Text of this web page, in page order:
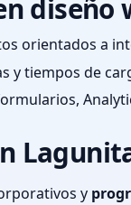
diseño
orientados a
y tiempos de
y